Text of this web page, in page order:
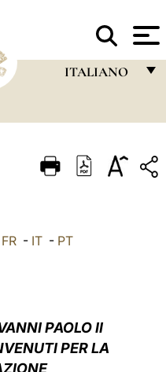
ITALIANO
ITALIANO
中文
FR - IT - PT
PAOLO II
PER LA